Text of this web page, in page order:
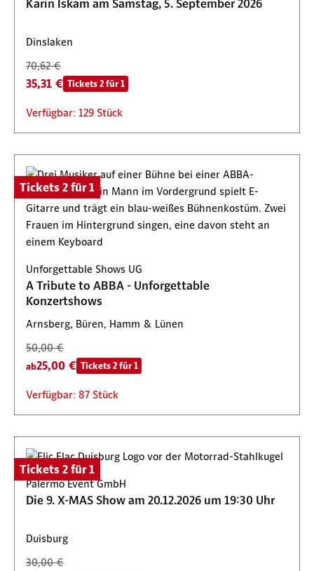
Karin Iskam am Samstag, 5. September 2026
Dinslaken
70,62 €
35,31 € Tickets 2 für 1
Verfügbar: 129 Stück
Tickets 2 für 1
Unforgettable Shows UG
A Tribute to ABBA - Unforgettable
Konzertshows
Arnsberg, Büren, Hamm & Lünen
50,00 €
ab25,00 € Tickets 2 für 1
Verfügbar: 87 Stück
Tickets 2 für 1
Palermo Event GmbH
Die 9. X-MAS Show am 20.12.2026 um 19:30 Uhr
Duisburg
30,00 €